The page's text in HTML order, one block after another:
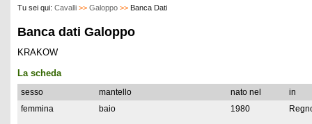
Tu sei qui: Cavalli >> Galoppo >> Banca Dati
Banca dati Galoppo
KRAKOW
La scheda
sesso mantello nato nel
in
femmina
baio 1980